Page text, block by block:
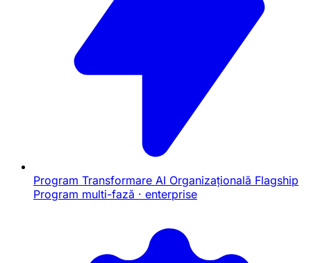
Program Transformare AI Organizațională Flagship
Program multi-fază · enterprise